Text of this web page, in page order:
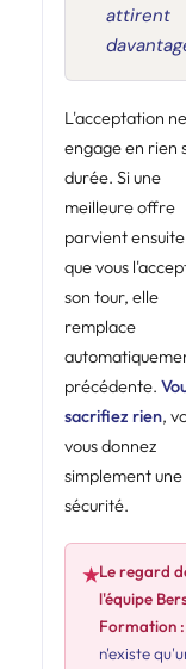
attirent
L'acceptation
engage en rien
durée. Si une
meilleure offre
parvient
que vous
son tour, elle
remplace
précédente.
sacrifiez rien,
vous donnez
simplement une
sécurité.
★Le regard
l'équipe
Formation :
n'existe